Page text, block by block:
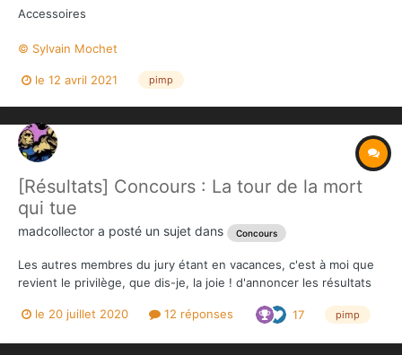
Accessoires
© Sylvain Mochet
le 12 avril 2021 pimp
[Résultats] Concours : La tour de la mort
qui tue
madcollector a posté un sujet dans Concours
Les autres membres du jury étant en vacances, c'est à moi que
revient le privilège, que dis-je, la joie ! d'annoncer les résultats
mère" mais j'en fais toujours trop). Rappel des candidatures :
le 20 juillet 2020 12 réponses 17 pimp